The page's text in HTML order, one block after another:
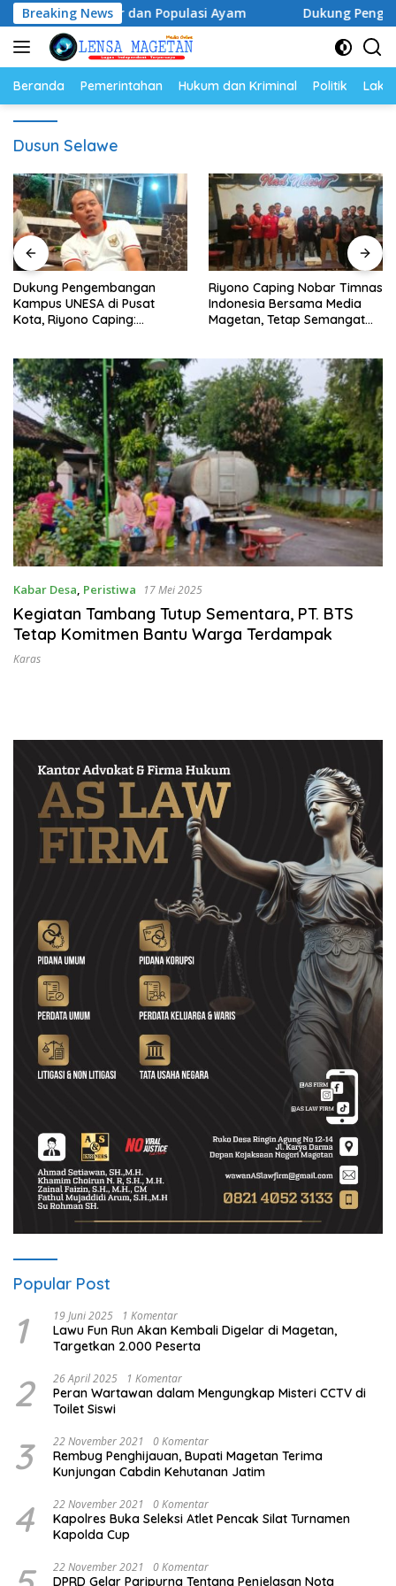
Langsung
ke
konten
Breaking News
Telur dan Populasi Ayam Dukung
Beranda Pemerintahan Hukum dan Kriminal Politik
Dusun Selawe
Dukung Pengembangan
Kampus UNESA di Pusat
Kota, Riyono Caping:
Riyono Caping Nobar Timnas
Indonesia Bersama Media
Magetan, Tetap Semangat
Kabar Desa, Peristiwa 17 Mei 2025
Kegiatan Tambang Tutup Sementara, PT. BTS
Tetap Komitmen Bantu Warga Terdampak
Karas
Popular Post
1 19 Juni 2025 1 Komentar
Lawu Fun Run Akan Kembali Digelar di Magetan,
Targetkan 2.000 Peserta
2 26 April 2025 1 Komentar
Peran Wartawan dalam Mengungkap Misteri CCTV di
Toilet Siswi
3 22 November 2021 0 Komentar
Rembug Penghijauan, Bupati Magetan Terima
Kunjungan Cabdin Kehutanan Jatim
4 22 November 2021 0 Komentar
Kapolres Buka Seleksi Atlet Pencak Silat Turnamen
Kapolda Cup
22 November 2021 0 Komentar
DPRD Gelar Paripurna Tentang Penjelasan Nota